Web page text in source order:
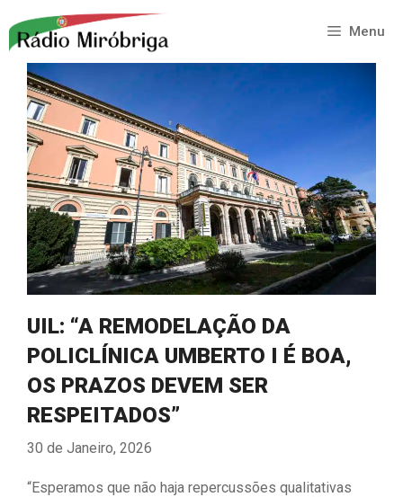
para
conteúdo
Menu
UIL: “A REMODELAÇÃO DA
POLICLÍNICA UMBERTO I É BOA,
OS PRAZOS DEVEM SER
RESPEITADOS”
30 de Janeiro, 2026
“Esperamos que não haja repercussões qualitativas